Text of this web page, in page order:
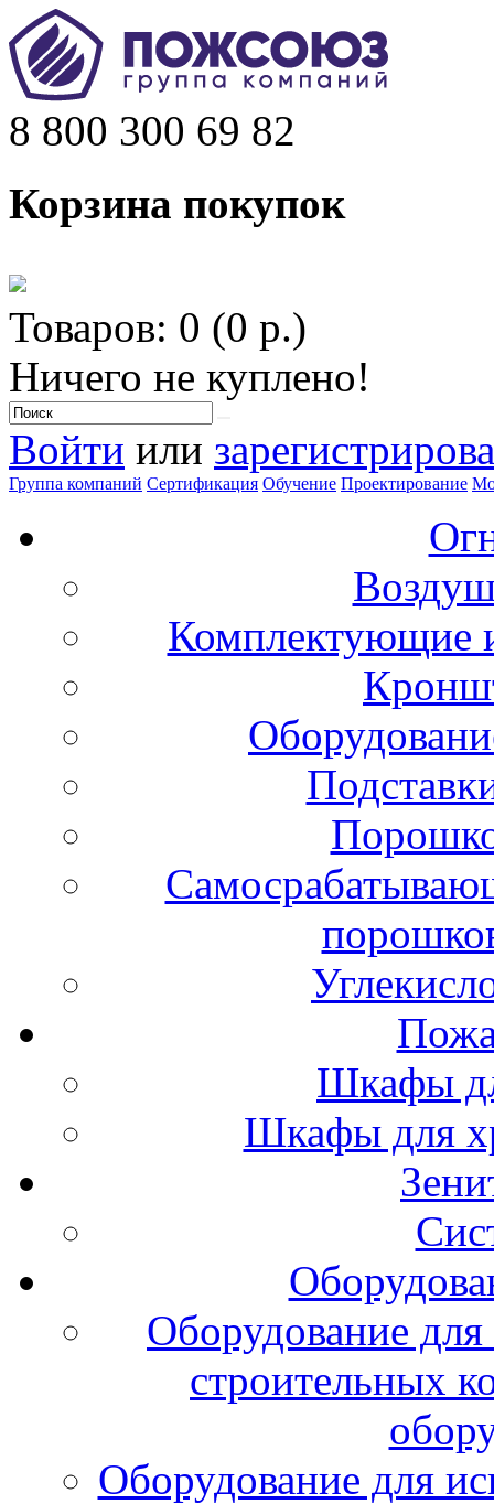
8 800 300 69 82
Корзина покупок
Товаров: 0 (0 р.)
Ничего не куплено!
Войти или
Группа компаний Сертификация Обучение Проектирование
Комплектующие
Шкафы
Шкафы для
Оборудование
строительных
Оборудование для